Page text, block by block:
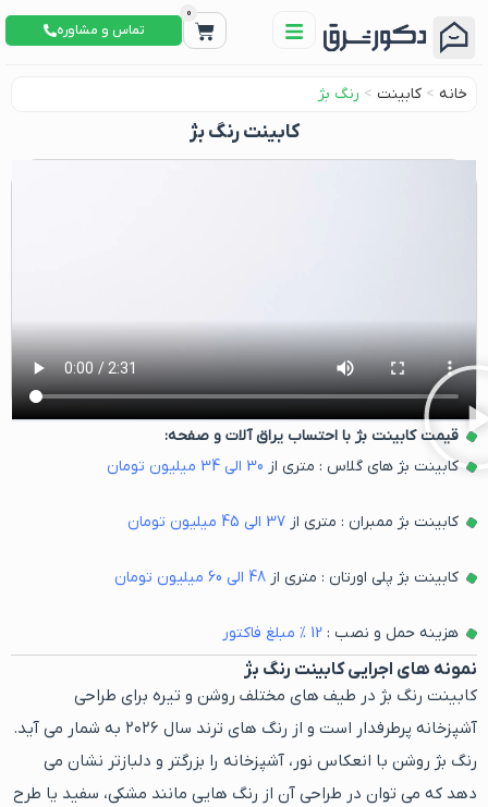
0
تماس و مشاوره
خانه > کابینت > رنگ بژ
کابینت رنگ بژ
قیمت کابینت بژ با احتساب یراق آلات و صفحه:
کابینت بژ های گلاس : متری از 30 الی34 میلیون تومان
کابینت بژ ممبران : متری از37 الی 45 میلیون تومان
کابینت بژ پلی اورتان : متری از48 الی 60 میلیون تومان
هزینه حمل و نصب :12 % مبلغ فاکتور
نمونه های اجرایی کابینت رنگ بژ
کابینت رنگ بژ در طیف های مختلف روشن و تیره برای طراحی
آشپزخانه پرطرفدار است و از رنگ های ترند سال ۲۰۲۶ به شمار می آید.
رنگ بژ روشن با انعکاس نور، آشپزخانه را بزرگتر و دلبازتر نشان می
دهد که می توان در طراحی آن از رنگ هایی مانند مشکی، سفید یا طرح